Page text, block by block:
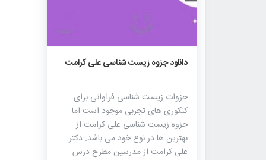
دانلود جزوه زیست شناسی علی کرامت
جزوات زیست شناسی فراوانی برای
کنکوری های تجربی موجود است اما
جزوه زیست شناسی علی کرامت از
بهترین ها در نوع خود می باشد. دکتر
علی کرامت از مدرسین مطرح درس